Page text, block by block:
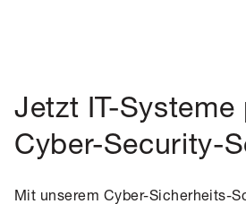
Jetzt IT-Systeme
Cyber-Security-
Mit unserem Cyber-Sicherheits-